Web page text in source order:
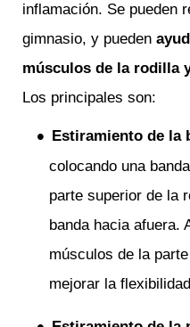
inflamación. Se pueden
gimnasio, y pueden
músculos de la rodilla
Los principales son:
Estiramiento de la
colocando una
parte superior de la
banda hacia afuera.
músculos de la
mejorar la